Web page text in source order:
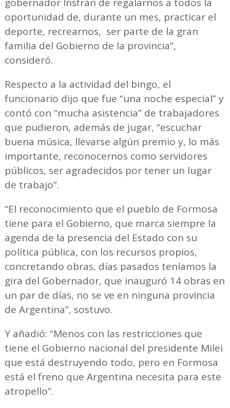
oportunidad de, durante un mes, practicar el
deporte, recrearnos, ser parte de la gran
familia del Gobierno de la provincia”,
consideró.
Respecto a la actividad del bingo, el
funcionario dijo que fue “una noche especial” y
contó con “mucha asistencia” de trabajadores
que pudieron, además de jugar, “escuchar
buena música, llevarse algún premio y, lo más
importante, reconocernos como servidores
públicos, ser agradecidos por tener un lugar
de trabajo”.
“El reconocimiento que el pueblo de Formosa
tiene para el Gobierno, que marca siempre la
agenda de la presencia del Estado con su
política pública, con los recursos propios,
concretando obras, días pasados teníamos la
gira del Gobernador, que inauguró 14 obras en
un par de días, no se ve en ninguna provincia
de Argentina”, sostuvo.
Y añadió: “Menos con las restricciones que
tiene el Gobierno nacional del presidente Milei
que está destruyendo todo, pero en Formosa
está el freno que Argentina necesita para este
atropello”.